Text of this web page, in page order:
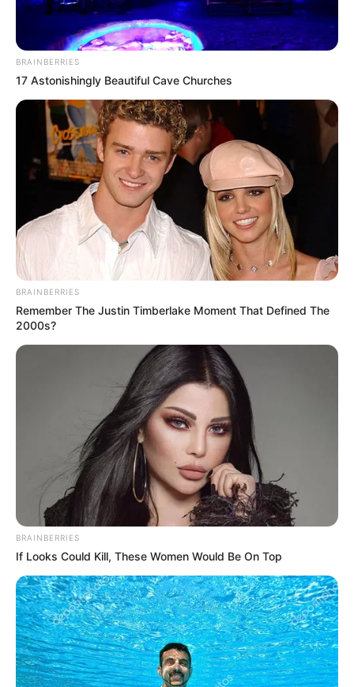
(foto: beliefnet)
Ia beri penjelasan pada Raja Hizkia bahwa belum ada petunjuk
tentang cara menghadapi perkara dengan Raja Babilonia. Dengan
tenang ia memanjatkan doa ke arah kiblat, dengan nama Allah
BRAINBERRIES
17 Astonishingly Beautiful Cave Churches
BRAINBERRIES
Remember The Justin Timberlake Moment That Defined The
2000s?
BRAINBERRIES
If Looks Could Kill, These Women Would Be On Top